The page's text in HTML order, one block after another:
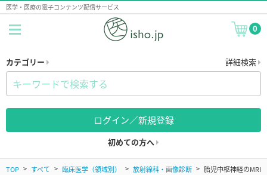
医学・医療の電子コンテンツ配信サービス
0
カテゴリー 詳細検索
ログイン／新規登録
初めての方へ
TOP すべて 臨床医学（領域別） 放射線科・画像診断
胎児中枢神経のMRI